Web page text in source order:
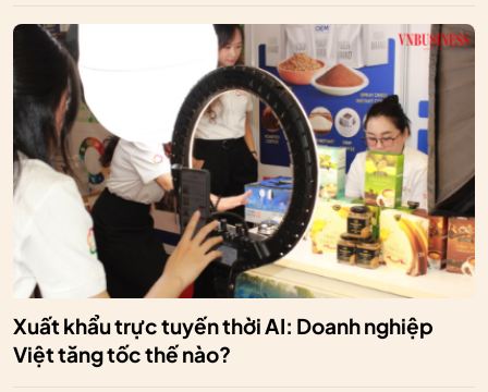
Xuất khẩu trực tuyến thời AI: Doanh nghiệp
Việt tăng tốc thế nào?